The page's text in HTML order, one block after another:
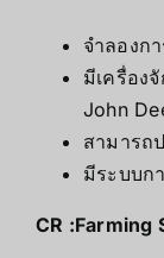
จำลองก
มีเครื่อง
John
สามารถ
มีระบบก
CR :Farming